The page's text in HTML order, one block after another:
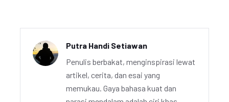
Putra Handi Setiawan
Penulis berbakat, menginspirasi lewat
artikel, cerita, dan esai yang
memukau. Gaya bahasa kuat dan